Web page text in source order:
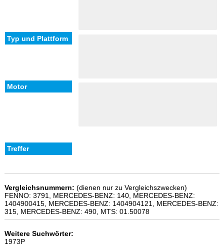
Vergleichsnummern: (dienen nur zu Vergleichszwecken)
FENNO: 3791, MERCEDES-BENZ: 140, MERCEDES-BENZ:
1404900415, MERCEDES-BENZ: 1404904121, MERCEDES-BENZ:
315, MERCEDES-BENZ: 490, MTS: 01.50078
Weitere Suchwörter:
1973P